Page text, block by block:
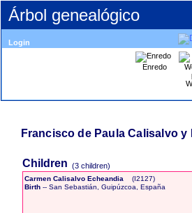
Árbol genealógico
Login
Enredo
Francisco de Paula Calisalvo y
Children ‎(3 children)‎
Carmen Calisalvo Echeandia
‎(I2127)‎
Birth-- San Sebastián, Guipúzcoa, España